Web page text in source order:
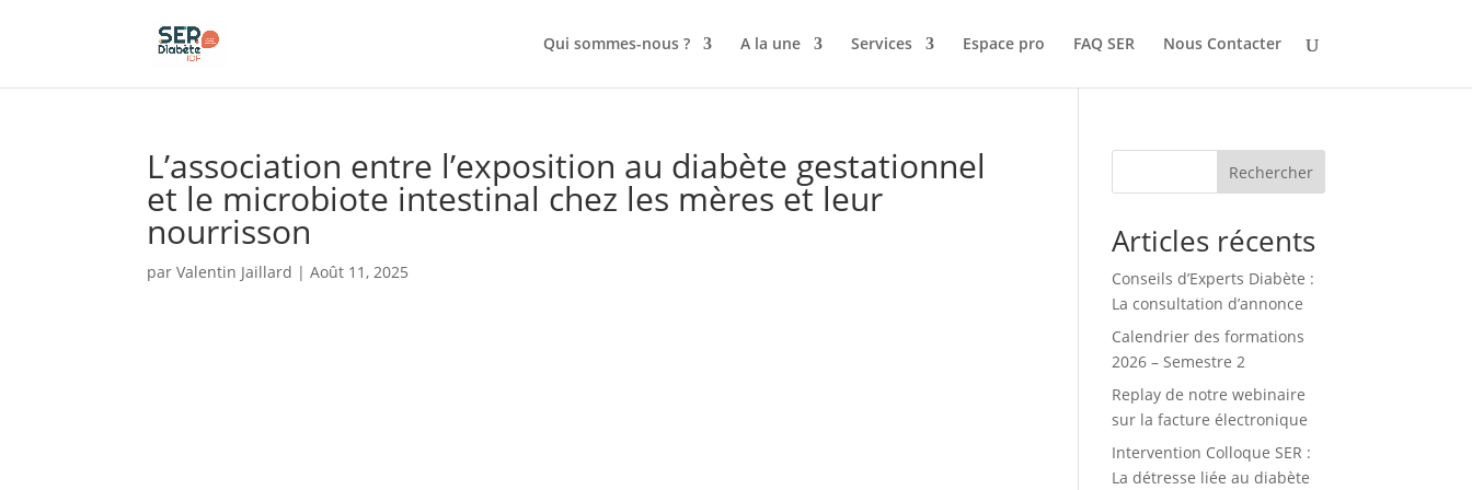
Qui sommes-nous ?
A la une Services Espace pro FAQ SER Nous Contacter
L’association entre l’exposition au diabète gestationnel
et le microbiote intestinal chez les mères et leur
nourrisson
parValentin Jaillard |Août 11, 2025
Rechercher
Articles récents
Conseils d’Experts Diabète :
La consultation d’annonce
Calendrier des formations
2026 – Semestre 2
Replay de notre webinaire
sur la facture électronique
Intervention Colloque SER :
La détresse liée au diabète